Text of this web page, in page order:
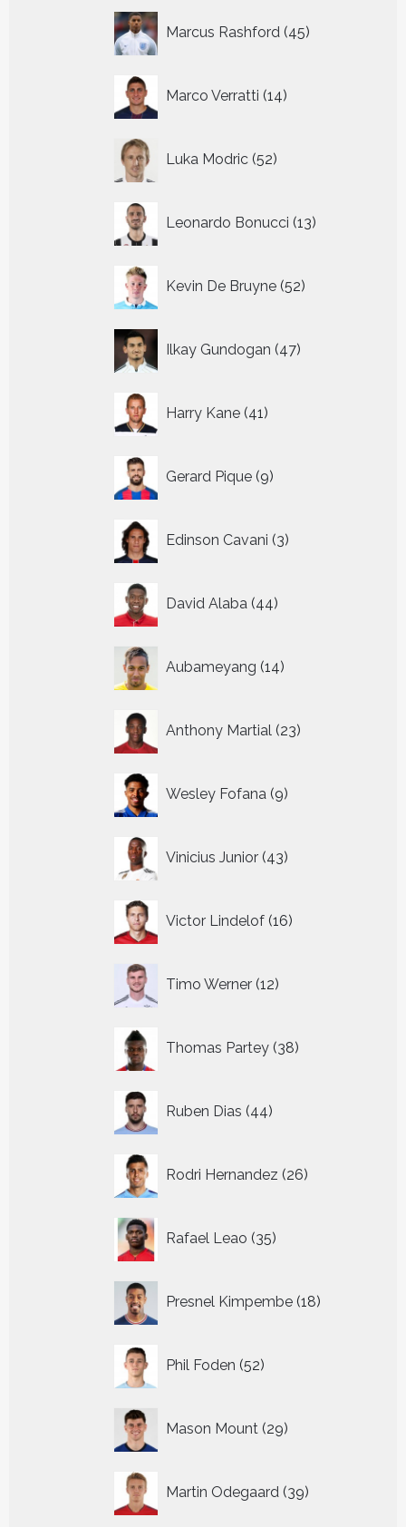
Marcus Rashford 45
producten
Marco Verratti 14
producten
Luka Modric 52
producten
Leonardo Bonucci 13
producten
Kevin De Bruyne 52
producten
Ilkay Gundogan 47
producten
Harry Kane 41
producten
Gerard Pique 9
producten
Edinson Cavani 3
producten
David Alaba 44
producten
Aubameyang 14
producten
Anthony Martial 23
producten
Wesley Fofana 9
producten
Vinicius Junior 43
producten
Victor Lindelof 16
producten
Timo Werner 12
producten
Thomas Partey 38
producten
Ruben Dias 44
producten
Rodri Hernandez 26
producten
Rafael Leao 35
producten
Presnel Kimpembe 18
producten
Phil Foden 52
producten
Mason Mount 29
producten
Martin Odegaard 39
producten